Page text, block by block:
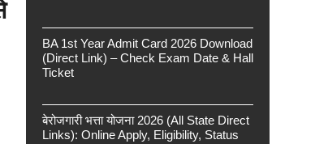
BA 1st Year Admit Card 2026 Download
(Direct Link) – Check Exam Date & Hall
Ticket
बेरोजगारी भत्ता योजना 2026 (All State Direct
Links): Online Apply, Eligibility, Status